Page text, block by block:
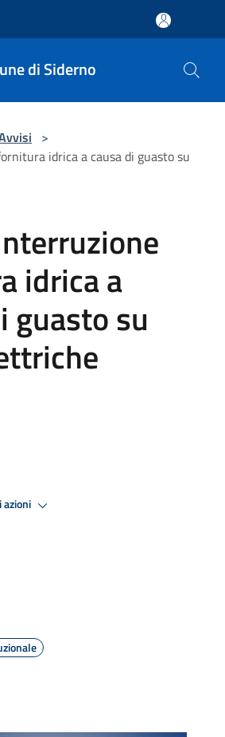
di Siderno
>
idrica a causa di guasto su
idrica a
guasto su
azioni